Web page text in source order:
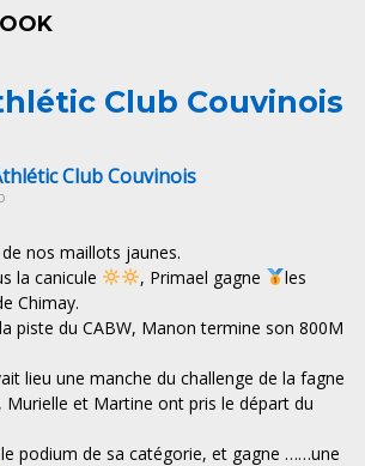
Club Couvinois
Club Couvinois
nos maillots jaunes.
la canicule
, Primael gagne
les
Chimay.
piste du CABW, Manon termine son 800M
lieu une manche du challenge de la fagne
Murielle et Martine ont pris le départ du
podium de sa catégorie, et gagne ……une